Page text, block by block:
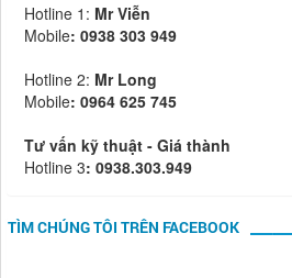
Hotline 1: Mr Viễn
Mobile: 0938 303 949
Hotline 2: Mr Long
Mobile: 0964 625 745
Tư vấn kỹ thuật - Giá thành
Hotline 3: 0938.303.949
TÌM CHÚNG TÔI TRÊN FACEBOOK